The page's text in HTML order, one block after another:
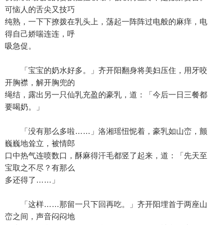
可恼人的舌尖又技巧
纯熟，一下下撩拨在乳头上，荡起一阵阵过电般的麻痒，电
得自己娇喘连连，呼
吸急促。
「宝宝的奶水好多。」齐开阳翻身将美妇压住，用牙咬
开胸襟，解开胸兜的
绳结，露出另一只仙乳充盈的豪乳，道：「今后一日三餐都
要喝奶。」
「没有那么多啦……」洛湘瑶忸怩着，豪乳如山峦，颤
巍巍地耸立，被情郎
口中热气连喷数口，酥麻得汗毛都竖了起来，道：「先天至
宝取之不尽？有那么
多还得了……」
「这样……那留一只下回再吃。」齐开阳埋首于两座山
峦之间，声音闷闷地